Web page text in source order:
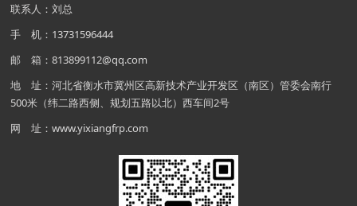
联系人：刘总
手 机：13731596444
邮 箱：813899112@qq.com
地 址：河北省衡水市冀州区高新技术产业开发区（南区）管委会南行
500米（纬二路西侧、规划五路以北）西车间2号
网 址：www.yixiangfrp.com